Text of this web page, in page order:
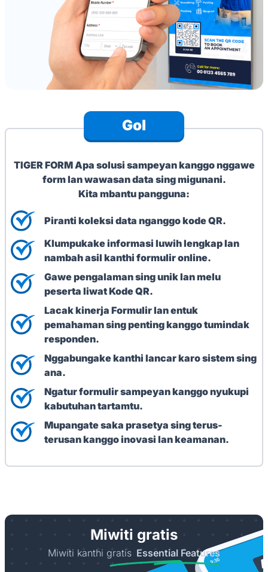
Gol
TIGER FORMApa solusi sampeyan kanggo nggawe
form lan wawasan data sing migunani.
Kita mbantu pangguna:
Piranti koleksi data nganggo kode QR.
Klumpukake informasi luwih lengkap lan
nambah asil kanthi formulir online.
Gawe pengalaman sing unik lan melu
peserta liwat Kode QR.
Lacak kinerja Formulir lan entuk
pemahaman sing penting kanggo tumindak
responden.
Nggabungake kanthi lancar karo sistem sing
ana.
Ngatur formulir sampeyan kanggo nyukupi
kabutuhan tartamtu.
Mupangate saka prasetya sing terus-
terusan kanggo inovasi lan keamanan.
Miwiti gratis
Miwiti kanthi gratis Essential Features